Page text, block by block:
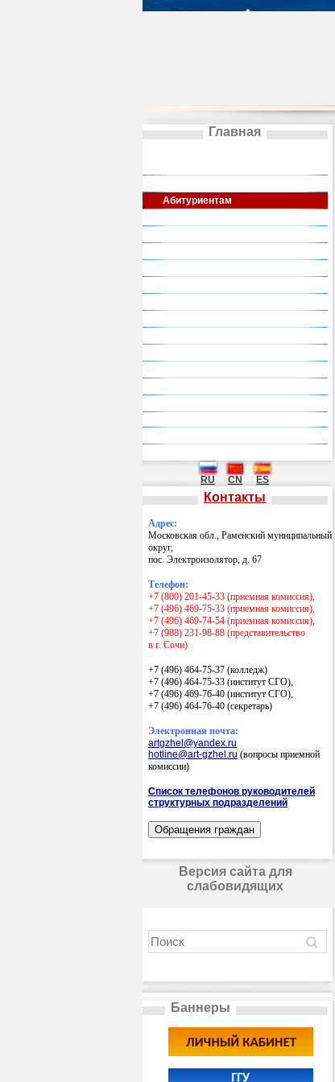
Главная
Абитуриентам
RU CN ES
Контакты
Адрес:
Московская обл., Раменский муниципальный
округ,
пос. Электроизолятор, д. 67
Телефон:
+7 (800) 201-45-33 (приемная комиссия),
+7 (496) 469-75-33 (приемная комиссия),
+7 (496) 469-74-54 (приемная комиссия),
+7 (988) 231-98-88 (представительство
в г. Сочи)
+7 (496) 464-75-37 (колледж)
+7 (496) 464-75-33 (институт СГО),
+7 (496) 469-76-40 (институт СГО),
+7 (496) 464-76-40 (секретарь)
Электронная почта:
artgzhel@yandex.ru
hotline@art-gzhel.ru (вопросы приемной
комиссии)
Список телефонов руководителей
структурных подразделений
Версия сайта для
слабовидящих
Баннеры